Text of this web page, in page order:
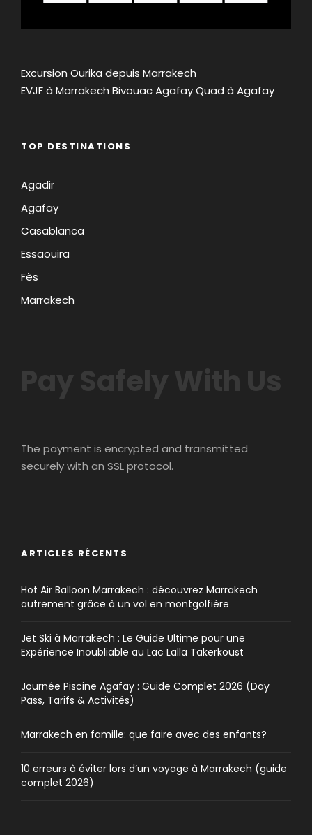
Excursion Ourika depuis Marrakech
EVJF à Marrakech Bivouac AgafayQuad à Agafay
TOP DESTINATIONS
Agadir
Agafay
Casablanca
Essaouira
Fès
Marrakech
Pay Safely With Us
The payment is encrypted and transmitted
securely with an SSL protocol.
ARTICLES RÉCENTS
Hot Air Balloon Marrakech : découvrez Marrakech
autrement grâce à un vol en montgolfière
Jet Ski à Marrakech : Le Guide Ultime pour une
Expérience Inoubliable au Lac Lalla Takerkoust
Journée Piscine Agafay : Guide Complet 2026 (Day
Pass, Tarifs & Activités)
Marrakech en famille: que faire avec des enfants?
10 erreurs à éviter lors d’un voyage à Marrakech (guide
complet 2026)